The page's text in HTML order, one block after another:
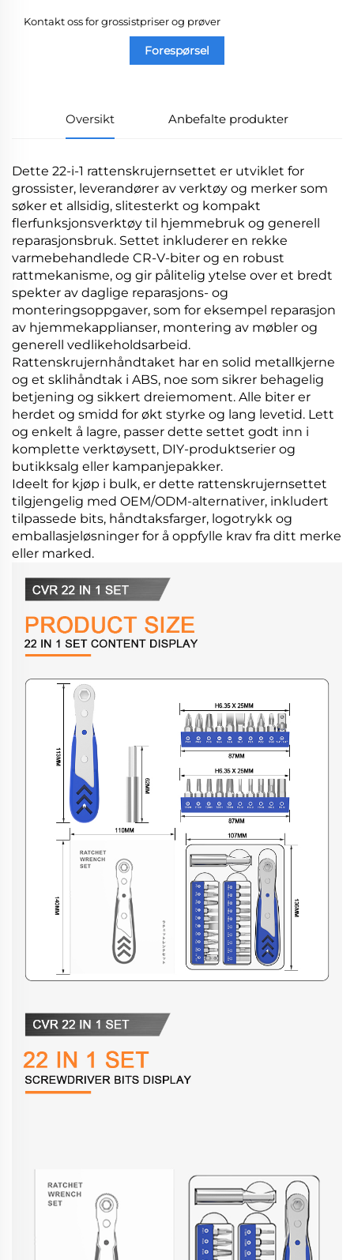
Kontakt oss for grossistpriser og prøver
Forespørsel
Oversikt Anbefalte produkter
Dette 22-i-1 rattenskrujernsettet er utviklet for
grossister, leverandører av verktøy og merker som
søker et allsidig, slitesterkt og kompakt
flerfunksjonsverktøy til hjemmebruk og generell
reparasjonsbruk. Settet inkluderer en rekke
varmebehandlede CR-V-biter og en robust
rattmekanisme, og gir pålitelig ytelse over et bredt
spekter av daglige reparasjons- og
monteringsoppgaver, som for eksempel reparasjon
av hjemmekapplianser, montering av møbler og
generell vedlikeholdsarbeid.
Rattenskrujernhåndtaket har en solid metallkjerne
og et sklihåndtak i ABS, noe som sikrer behagelig
betjening og sikkert dreiemoment. Alle biter er
herdet og smidd for økt styrke og lang levetid. Lett
og enkelt å lagre, passer dette settet godt inn i
komplette verktøysett, DIY-produktserier og
butikksalg eller kampanjepakker.
Ideelt for kjøp i bulk, er dette rattenskrujernsettet
tilgjengelig med OEM/ODM-alternativer, inkludert
tilpassede bits, håndtaksfarger, logotrykk og
emballasjeløsninger for å oppfylle krav fra ditt merke
eller marked.